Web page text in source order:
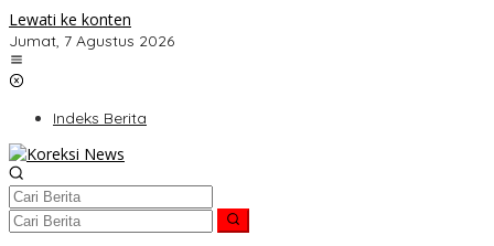
Lewati ke konten
Jumat, 7 Agustus 2026
Indeks Berita